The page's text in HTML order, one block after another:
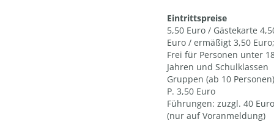
Eintrittspreise
5,50 Euro / Gästekarte
Euro / ermäßigt 3,50 Euro;
Frei für Personen unter
Jahren und Schulklassen
Gruppen (ab 10
P. 3,50 Euro
Führungen: zuzgl. 40 Euro
(nur auf Voranmeldung)